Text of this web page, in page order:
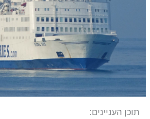
תוכן העניינים: